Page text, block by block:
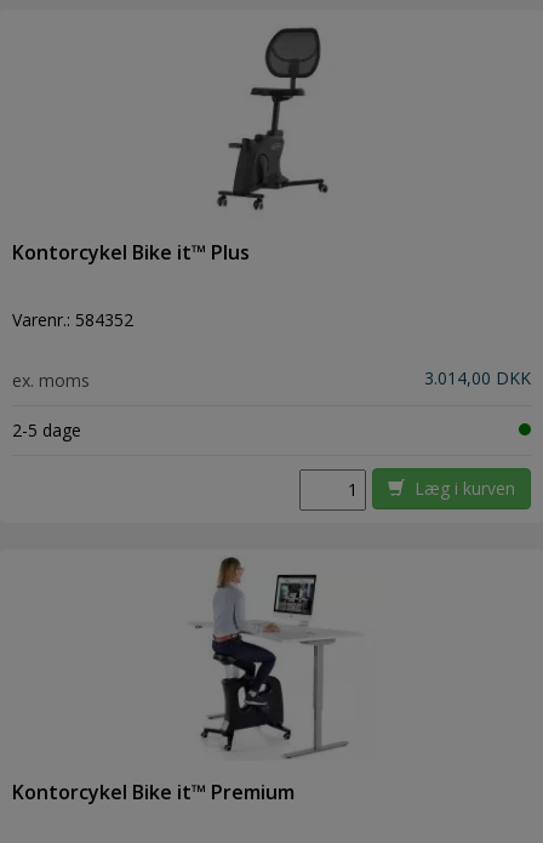
Kontorcykel Bike it™ Plus
Varenr.: 584352
ex. moms 3.014,00 DKK
2-5 dage
Læg i kurven
Kontorcykel Bike it™ Premium